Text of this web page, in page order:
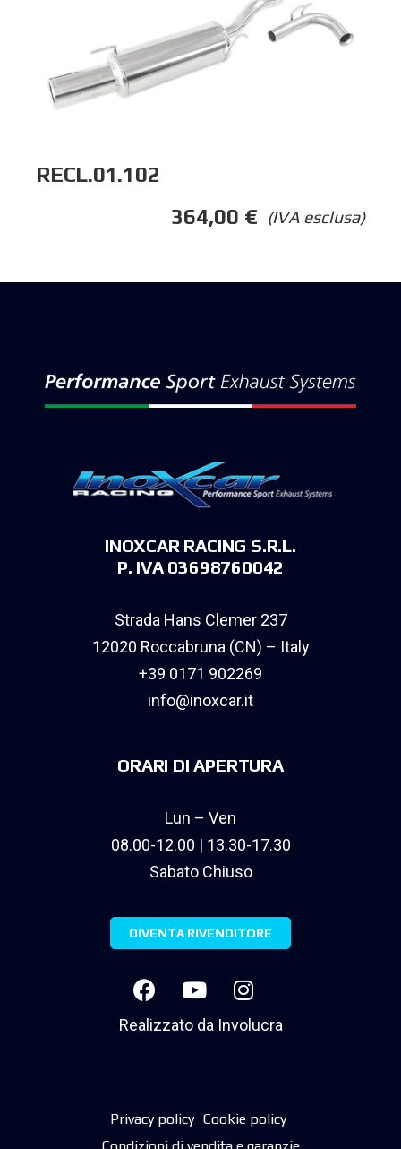
RECL.01.102
(IVA esclusa)
364,00 €
INOXCAR RACING S.R.L.
P. IVA 03698760042
Strada Hans Clemer 237
12020 Roccabruna (CN) – Italy
+39 0171 902269
info@inoxcar.it
ORARI DI APERTURA
Lun – Ven
08.00-12.00 | 13.30-17.30
Sabato Chiuso
DIVENTA RIVENDITORE
Realizzato da Involucra
Privacy policy Cookie policy